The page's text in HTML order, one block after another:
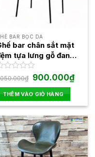
BAR BỌC DA
bar chân sắt mặt
tựa lưng gỗ đan
LAB4006
₫ Giá
gốc
là:
1.050.000₫.
900.000₫Giá
hiện
THÊM VÀO GIỎ HÀNG